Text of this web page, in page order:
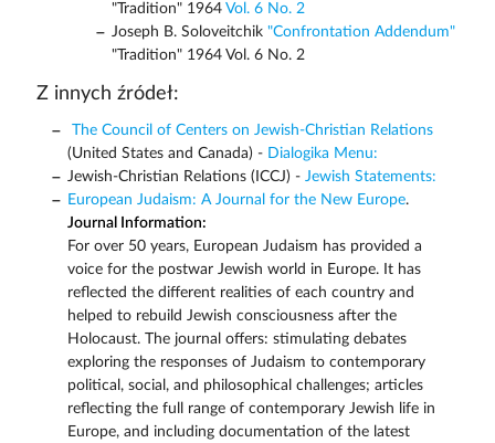
"Tradition" 1964 Vol. 6 No. 2
Joseph B. Soloveitchik "Confrontation Addendum"
"Tradition" 1964 Vol. 6 No. 2
Z innych źródeł:
The Council of Centers on Jewish-Christian Relations
(United States and Canada) - Dialogika Menu:
Jewish-Christian Relations (ICCJ) - Jewish Statements:
European Judaism: A Journal for the New Europe.
Journal Information:
For over 50 years, European Judaism has provided a
voice for the postwar Jewish world in Europe. It has
reflected the different realities of each country and
helped to rebuild Jewish consciousness after the
Holocaust. The journal offers: stimulating debates
exploring the responses of Judaism to contemporary
political, social, and philosophical challenges; articles
reflecting the full range of contemporary Jewish life in
Europe, and including documentation of the latest